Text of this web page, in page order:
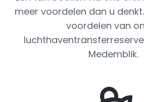
meer voordelen dan u
voordelen van
Medemblik.